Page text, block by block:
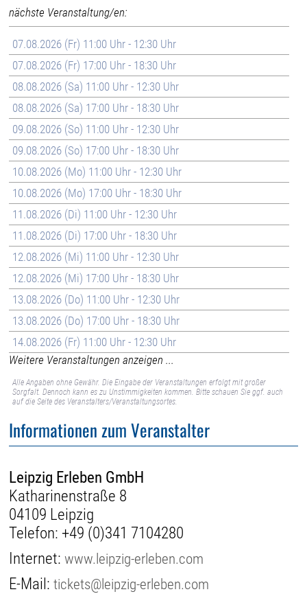
nächste Veranstaltung/en:
07.08.2026 (Fr) 11:00 Uhr - 12:30 Uhr
07.08.2026 (Fr) 17:00 Uhr - 18:30 Uhr
08.08.2026 (Sa) 11:00 Uhr - 12:30 Uhr
08.08.2026 (Sa) 17:00 Uhr - 18:30 Uhr
09.08.2026 (So) 11:00 Uhr - 12:30 Uhr
09.08.2026 (So) 17:00 Uhr - 18:30 Uhr
10.08.2026 (Mo) 11:00 Uhr - 12:30 Uhr
10.08.2026 (Mo) 17:00 Uhr - 18:30 Uhr
11.08.2026 (Di) 11:00 Uhr - 12:30 Uhr
11.08.2026 (Di) 17:00 Uhr - 18:30 Uhr
12.08.2026 (Mi) 11:00 Uhr - 12:30 Uhr
12.08.2026 (Mi) 17:00 Uhr - 18:30 Uhr
13.08.2026 (Do) 11:00 Uhr - 12:30 Uhr
13.08.2026 (Do) 17:00 Uhr - 18:30 Uhr
14.08.2026 (Fr) 11:00 Uhr - 12:30 Uhr
Weitere Veranstaltungen anzeigen ...
Alle Angaben ohne Gewähr. Die Eingabe der Veranstaltungen erfolgt mit großer
Sorgfalt. Dennoch kann es zu Unstimmigkeiten kommen. Bitte schauen Sie ggf. auch
auf die Seite des Veranstalters/Veranstaltungsortes.
Informationen zum Veranstalter
Leipzig Erleben GmbH
Katharinenstraße 8
04109 Leipzig
Telefon: +49 (0)341 7104280
Internet:www.leipzig-erleben.com
E-Mail:tickets@leipzig-erleben.com